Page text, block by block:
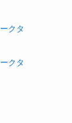
クタ
クタ